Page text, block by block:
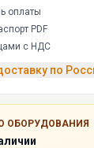
оплаты
PDF
с НДС
по
ОБОРУДОВАНИЯ